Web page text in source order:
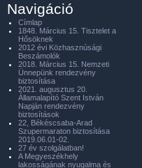
Navigáció
Címlap
1848. Március 15. Tisztelet a
Hősöknek
2012 évi Közhasznúsági
Beszámolók
2018. Március 15. Nemzeti
Ünnepünk rendezvény
biztosítása
2021. augusztus 20.
Államalapító Szent István
Napján rendezvény
biztosítások
22, Békéscsaba-Arad
Szupermaraton biztosítása
2019.06.01-02.
27 év szolgálatban!
A Megyeszékhely
lakosságának nyugalma és